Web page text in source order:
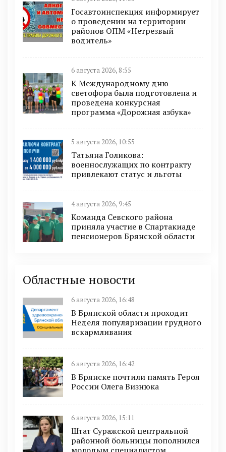
Госавтоинспекция информирует
о проведении на территории
районов ОПМ «Нетрезвый
водитель»
6 августа 2026, 8:55
К Международному дню
светофора была подготовлена и
проведена конкурсная
программа «Дорожная азбука»
5 августа 2026, 10:55
Татьяна Голикова:
военнослужащих по контракту
привлекают статус и льготы
4 августа 2026, 9:45
Команда Севского района
приняла участие в Спартакиаде
пенсионеров Брянской области
Областные новости
6 августа 2026, 16:48
В Брянской области проходит
Неделя популяризации грудного
вскармливания
6 августа 2026, 16:42
В Брянске почтили память Героя
России Олега Визнюка
6 августа 2026, 15:11
Штат Суражской центральной
районной больницы пополнился